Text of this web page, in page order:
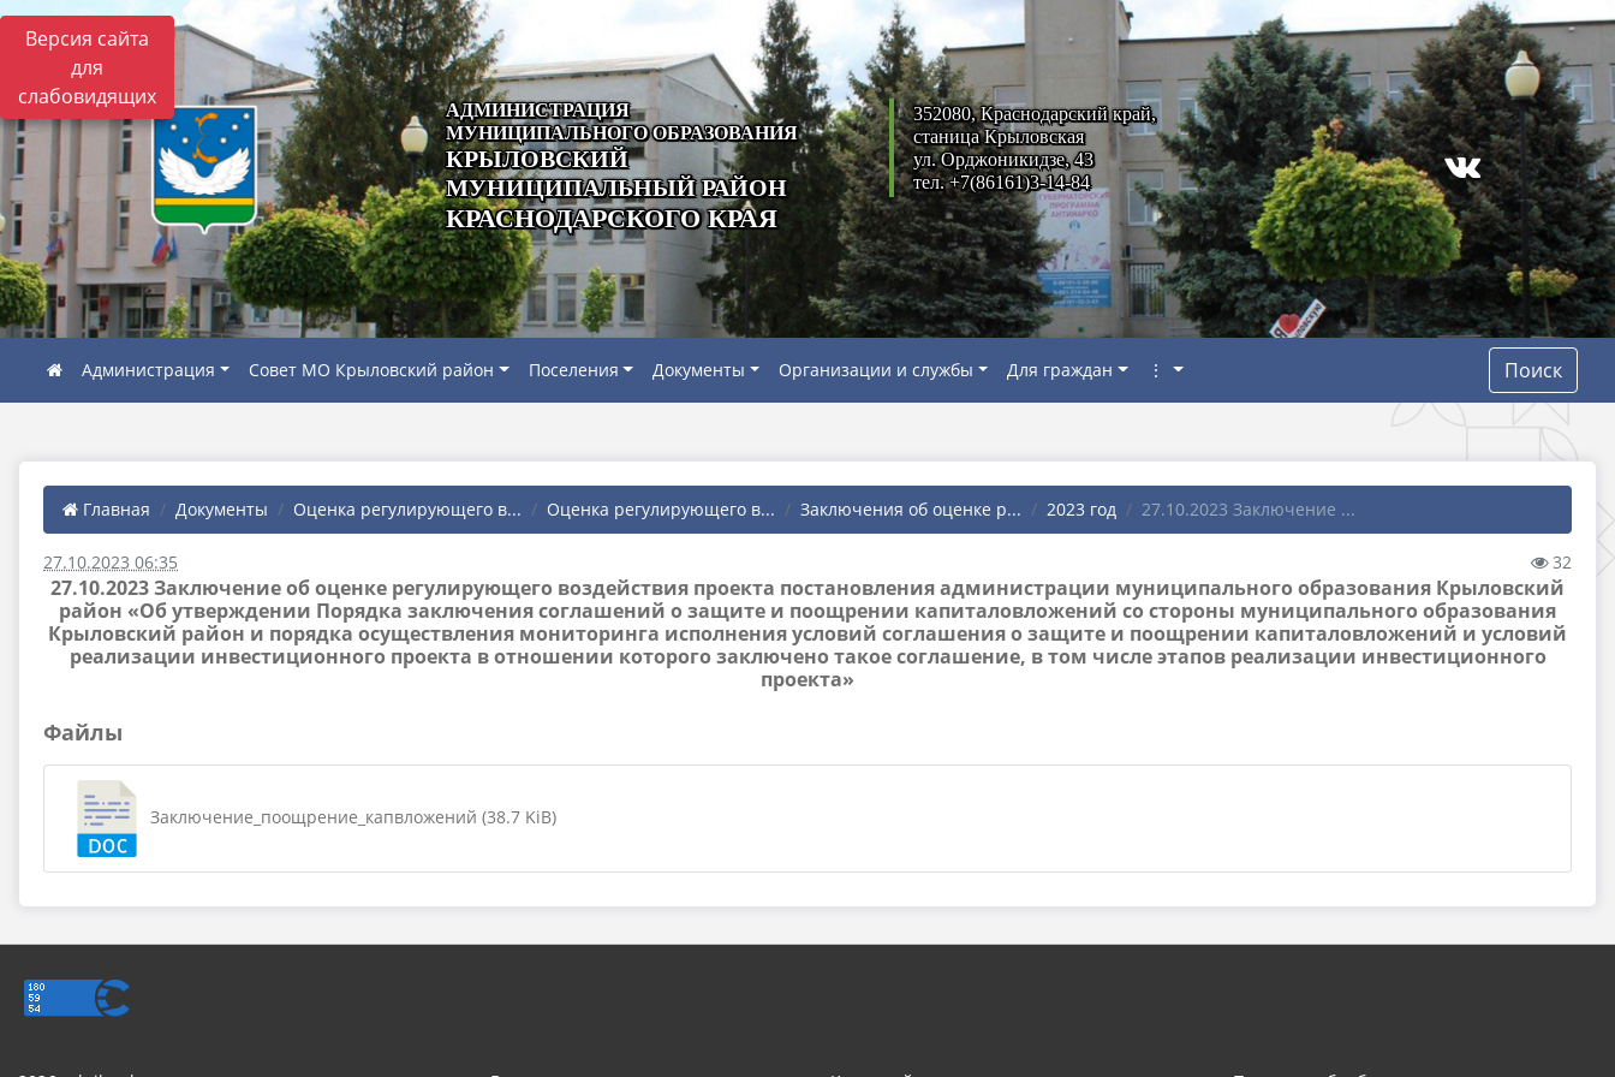
Версия сайта
для
слабовидящих
АДМИНИСТРАЦИЯ
МУНИЦИПАЛЬНОГО ОБРАЗОВАНИЯ
КРЫЛОВСКИЙ
МУНИЦИПАЛЬНЫЙ РАЙОН
КРАСНОДАРСКОГО КРАЯ
352080, Краснодарский край,
станица Крыловская
ул. Орджоникидзе, 43
тел. +7(86161)3-14-84
Администрация Совет МО Крыловский район Поселения Документы Организации и службы Для граждан ⋮ Поиск
Главная Документы Оценка регулирующего в... Оценка регулирующего в... Заключения об оценке р... 2023 год 27.10.2023 Заключение ...
27.10.2023 06:35 32
27.10.2023 Заключение об оценке регулирующего воздействия проекта постановления администрации муниципального образования Крыловский
район «Об утверждении Порядка заключения соглашений о защите и поощрении капиталовложений со стороны муниципального образования
Крыловский район и порядка осуществления мониторинга исполнения условий соглашения о защите и поощрении капиталовложений и условий
реализации инвестиционного проекта в отношении которого заключено такое соглашение, в том числе этапов реализации инвестиционного
проекта»
Файлы
Заключение_поощрение_капвложений (38.7 KiB)